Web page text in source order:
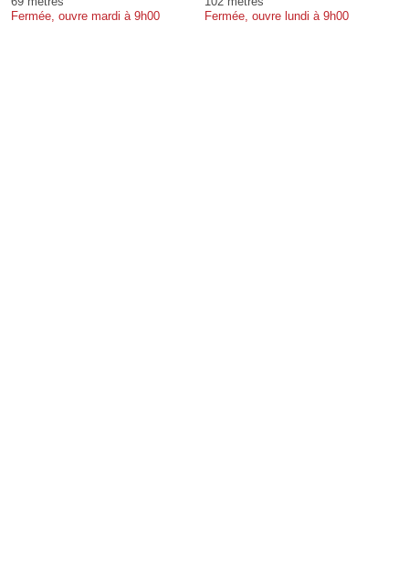
Fermée, ouvre mardi à 9h00
Fermée, ouvre lundi à 9h00